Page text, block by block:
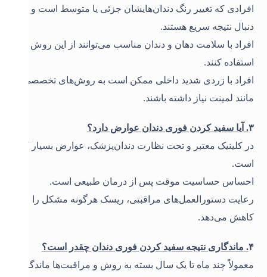
افرادی که تغییر رنگ دندان‌هایشان جزئی یا متوسط است و به
دنبال نتیجه سریع هستند.
افراد با سلامت دهان و دندان مناسب می‌توانند از این روش
استفاده کنند.
افراد با زردی شدید داخلی ممکن است به روش‌های تخصصی
مانند لمینت نیاز داشته باشند.
۳. آیا سفید کردن فوری دندان عوارض دارد؟
در کلینیک معتبر و تحت نظارت دندان‌پزشک، عوارض بسیار کم
است.
احساس حساسیت موقت پس از درمان طبیعی است.
رعایت دستورالعمل‌های مراقبتی، ریسک هرگونه مشکل را
کاهش می‌دهد.
۴. ماندگاری نتیجه سفید کردن فوری دندان چقدر است؟
معمولاً چند ماه تا یک سال بسته به روش و مراقبت‌ها ماندگار